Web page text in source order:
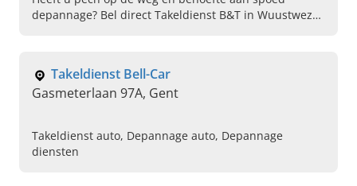
depannage? Bel direct Takeldienst B&T in Wuustwezel.
Takeldienst Bell-Car
Gasmeterlaan 97A, Gent
Takeldienst auto, Depannage auto, Depannage
diensten